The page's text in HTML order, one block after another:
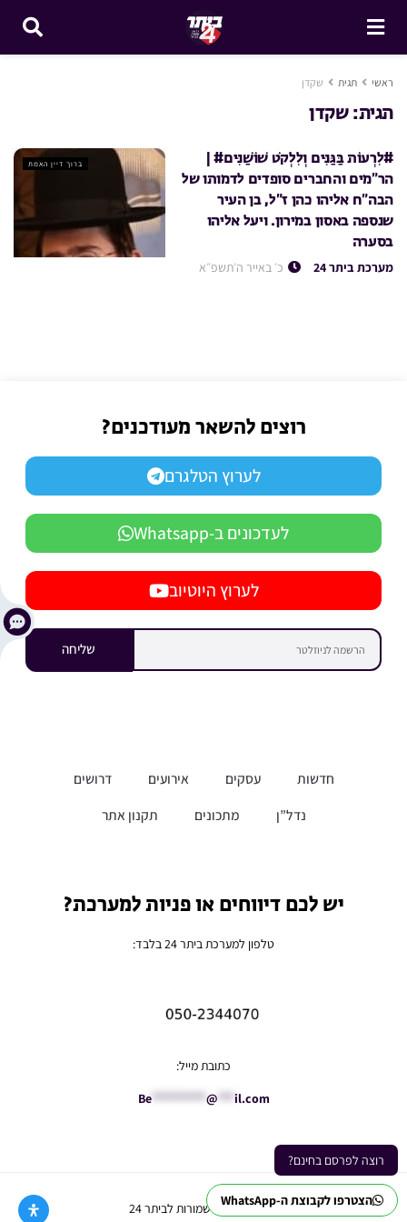
ראשי תגית שקדן
תגית:שקדן
ברוך דיין האמת
#לִרְעוֹת בַּגַּנִּים וְלִלְקֹט שׁוֹשַׁנִּים# |
הר”מים והחברים סופדים לדמותו של
הבה”ח אליהו כהן ז”ל, בן העיר
שנספה באסון במירון. ויעל אליהו
בסערה
מערכת ביתר 24 כ׳ באייר ה׳תשפ״א
הצטרפו לקבוצת ה-WhatsApp
רוצה לפרסם בחינם?
רוצים להשאר מעודכנים?
לערוץ הטלגרם
לעדכונים ב-Whatsapp
לערוץ היוטיוב
שליחה
חדשות עסקים אירועים
דרושים
נדל”ן
מתכונים תקנון אתר
יש לכם דיווחים או פניות למערכת?
טלפון למערכת ביתר 24 בלבד:
כתובת מייל:
Be********** @ *** il.com
Ⓒ כל הזכויות שמורות לביתר 24